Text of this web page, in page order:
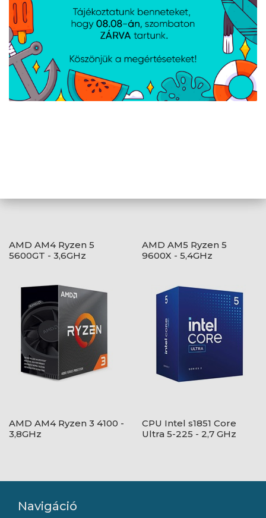
A weboldalon esetlegesen előforduló elektronikus feltöltési,
technikai hibákért felelősséget nem vállalunk.
AJÁNLATUNKBÓL
AMD AM4 Ryzen 5
5600GT - 3,6GHz
AMD AM5 Ryzen 5
9600X - 5,4GHz
AMD AM4 Ryzen 3 4100 -
3,8GHz
CPU Intel s1851 Core
Ultra 5-225 - 2,7 GHz
Navigáció